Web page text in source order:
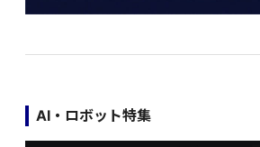
AI・ロボット特集